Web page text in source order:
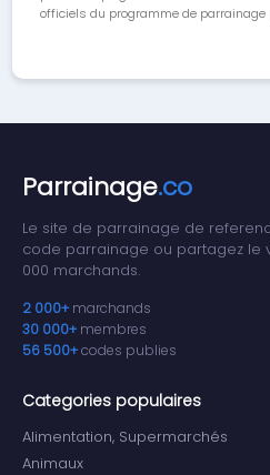
officiels du programme de parrainage
Parrainage.co
Le site de parrainage de
code parrainage ou partagez le
000 marchands.
2 000+ marchands
30 000+ membres
56 500+codes publies
Categories populaires
Alimentation, Supermarchés
Animaux